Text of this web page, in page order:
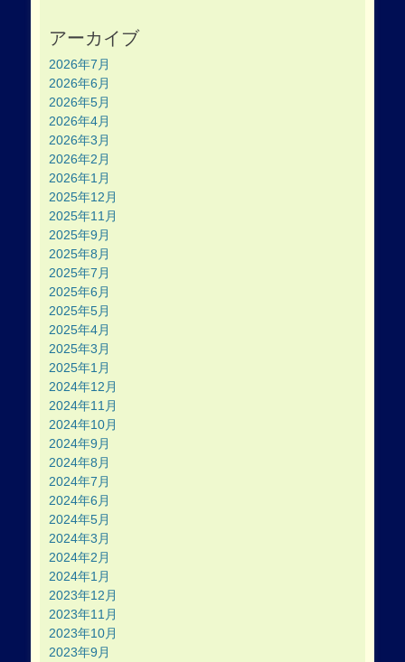
アーカイブ
2026年7月
2026年6月
2026年5月
2026年4月
2026年3月
2026年2月
2026年1月
2025年12月
2025年11月
2025年9月
2025年8月
2025年7月
2025年6月
2025年5月
2025年4月
2025年3月
2025年1月
2024年12月
2024年11月
2024年10月
2024年9月
2024年8月
2024年7月
2024年6月
2024年5月
2024年3月
2024年2月
2024年1月
2023年12月
2023年11月
2023年10月
2023年9月